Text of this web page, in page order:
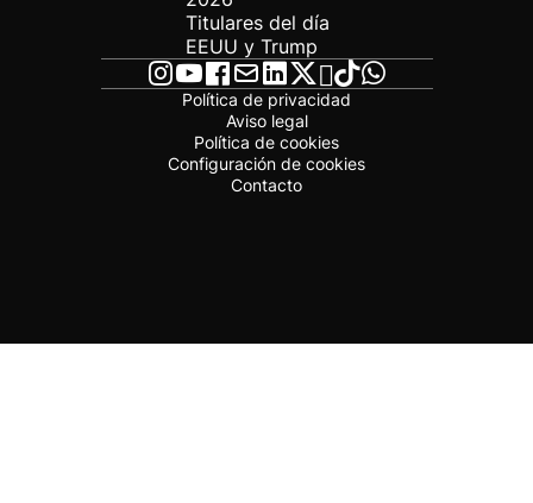
Titulares del día
EEUU y Trump
Política de privacidad
Aviso legal
Política de cookies
Configuración de cookies
Contacto